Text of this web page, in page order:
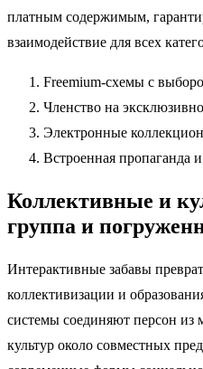
платным содержимым,
взаимодействие для всех
Freemium-схемы с
Членство на
Электронные
Встроенная пропаганда
Коллективные и
группа и
Интерактивные забавы
коллективизации и
системы соединяют персон из
культур около совместных